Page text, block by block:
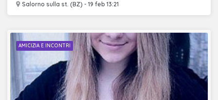
Salorno sulla st. (BZ) - 19 feb 13:21
AMICIZIA E INCONTRI